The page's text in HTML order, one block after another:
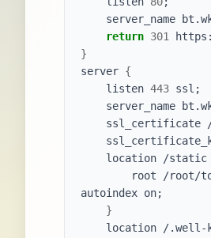
server_name
return 301
}
server {
    listen
443 ssl ;
server_name
ssl_certificate
    location /static
root /root/
autoindex on;
}
location /.well-